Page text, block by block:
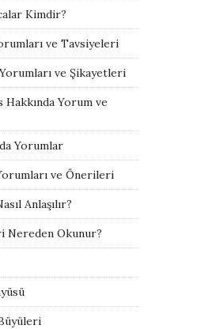
Kimdir?
ve Tavsiyeleri
ve Şikayetleri
Yorum ve
Yorumlar
ve Önerileri
Anlaşılır?
Nereden Okunur?